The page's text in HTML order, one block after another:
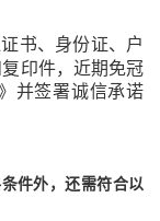
书、身份证、户
印件，近期免冠
并签署诚信承诺
件外，还需符合以